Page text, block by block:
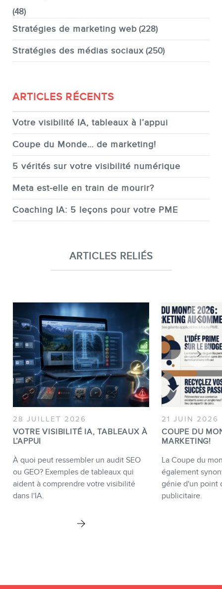
(48)
Stratégies de marketing web (228)
Stratégies des médias sociaux (250)
ARTICLES RÉCENTS
Votre visibilité IA, tableaux à l’appui
Coupe du Monde… de marketing!
5 vérités sur votre visibilité numérique
Meta est-elle en train de mourir?
Coaching IA: 5 leçons pour votre PME
ARTICLES RELIÉS
28 JUILLET 2026
VOTRE VISIBILITÉ IA, TABLEAUX À
L’APPUI
À quoi peut ressembler un audit SEO
ou GEO? Exemples de tableaux qui
aident à comprendre votre visibilité
dans l'IA.
21 JUIN 2026
COUPE DU
MARKETING!
La Coupe du
également
génie d'un point
publicitaire.